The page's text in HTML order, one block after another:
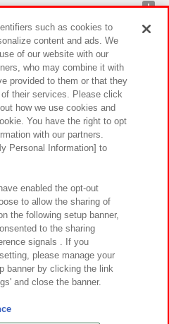
リティ サイトポリシー
ブアクセシビリティ方針と検証結果
よくあるご質問・お問い合わせ
Amusement Inc.
Amusement Lab Inc.
such as cookies to
content and ads. We
of our website with our
who may combine it with
provided to them or that they
their services. Please click
how we use cookies and
You have the right to opt
with our partners.
Personal Information] to
enabled the opt-out
to allow the sharing of
the following setup banner,
to the sharing
signals . If you
please manage your
banner by clicking the link
and close the banner.